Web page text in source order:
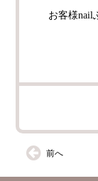
お客様nail
前へ